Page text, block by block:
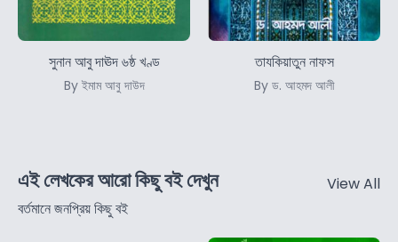
সুনান আবু দাঊদ ৬ষ্ঠ খণ্ড
By ইমাম আবু দাউদ
তাযকিয়াতুন নাফস
By ড. আহমদ আলী
এই লেখকের আরো কিছু বই দেখুন
বর্তমানে জনপ্রিয় কিছু বই
View All